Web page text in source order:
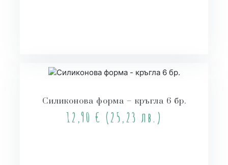
Силиконова форма – кръгла 6 бр.
12,90 € (25,23 лв.)